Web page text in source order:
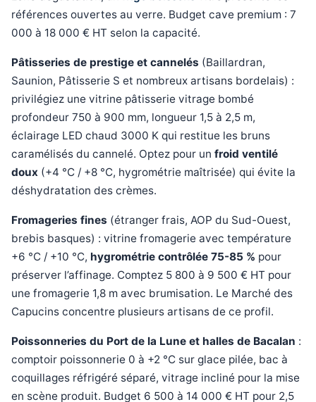
références ouvertes au verre. Budget cave premium : 7
000 à 18 000 € HT selon la capacité.
Pâtisseries de prestige et cannelés (Baillardran,
Saunion, Pâtisserie S et nombreux artisans bordelais) :
privilégiez une vitrine pâtisserie vitrage bombé
profondeur 750 à 900 mm, longueur 1,5 à 2,5 m,
éclairage LED chaud 3000 K qui restitue les bruns
caramélisés du cannelé. Optez pour un froid ventilé
doux (+4 °C / +8 °C, hygrométrie maîtrisée) qui évite la
déshydratation des crèmes.
Fromageries fines (étranger frais, AOP du Sud-Ouest,
brebis basques) : vitrine fromagerie avec température
+6 °C / +10 °C, hygrométrie contrôlée 75-85 % pour
préserver l’affinage. Comptez 5 800 à 9 500 € HT pour
une fromagerie 1,8 m avec brumisation. Le Marché des
Capucins concentre plusieurs artisans de ce profil.
Poissonneries du Port de la Lune et halles de Bacalan :
comptoir poissonnerie 0 à +2 °C sur glace pilée, bac à
coquillages réfrigéré séparé, vitrage incliné pour la mise
en scène produit. Budget 6 500 à 14 000 € HT pour 2,5